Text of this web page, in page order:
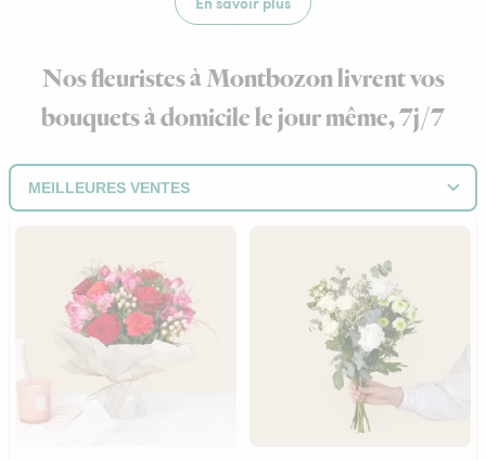
Nos fleuristes à Montbozon livrent vos
bouquets à domicile le jour même, 7j/7